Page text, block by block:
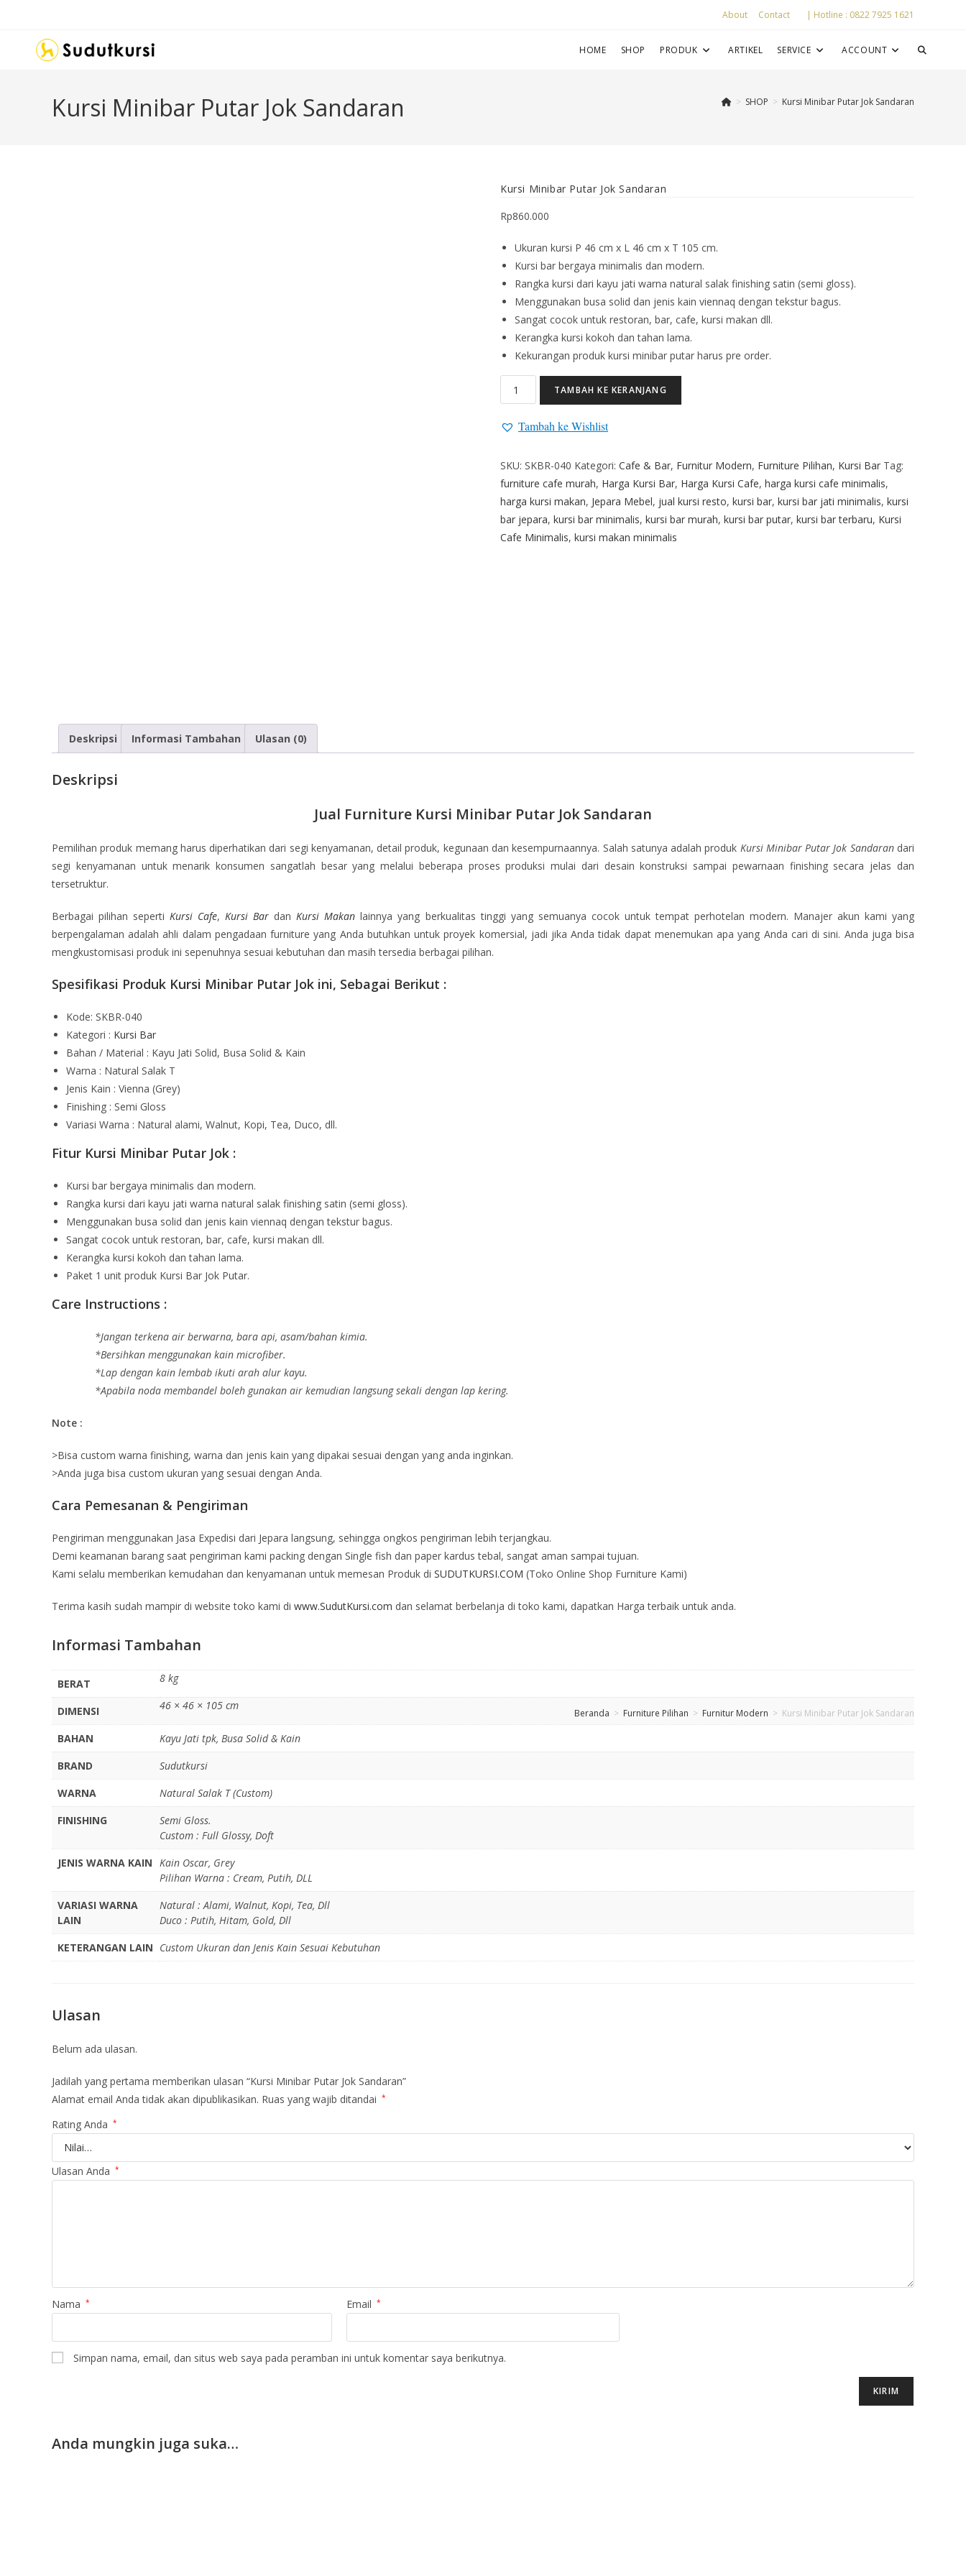
About Contact | Hotline : 0822 7925 1621
HOME SHOP PRODUK ARTIKEL SERVICE ACCOUNT
Kursi Minibar Putar Jok Sandaran > SHOP > Kursi Minibar Putar Jok Sandaran
Beranda > Furniture Pilihan > Furnitur Modern > Kursi Minibar Putar Jok Sandaran
Kursi Minibar Putar Jok Sandaran
Rp860.000
Ukuran kursi P 46 cm x L 46 cm x T 105 cm.
Kursi bar bergaya minimalis dan modern.
Rangka kursi dari kayu jati warna natural salak finishing satin (semi gloss).
Menggunakan busa solid dan jenis kain viennaq dengan tekstur bagus.
Sangat cocok untuk restoran, bar, cafe, kursi makan dll.
Kerangka kursi kokoh dan tahan lama.
Kekurangan produk kursi minibar putar harus pre order.
TAMBAH KE KERANJANG
Tambah ke Wishlist
SKU: SKBR-040 Kategori: Cafe & Bar, Furnitur Modern, Furniture Pilihan, Kursi Bar Tag:
furniture cafe murah, Harga Kursi Bar, Harga Kursi Cafe, harga kursi cafe minimalis,
harga kursi makan, Jepara Mebel, jual kursi resto, kursi bar, kursi bar jati minimalis, kursi
bar jepara, kursi bar minimalis, kursi bar murah, kursi bar putar, kursi bar terbaru, Kursi
Cafe Minimalis, kursi makan minimalis
Deskripsi Informasi Tambahan Ulasan (0)
Deskripsi
Jual Furniture Kursi Minibar Putar Jok Sandaran
Pemilihan produk memang harus diperhatikan dari segi kenyamanan, detail produk, kegunaan dan kesempurnaannya. Salah satunya adalah produk Kursi Minibar Putar Jok Sandaran dari
segi kenyamanan untuk menarik konsumen sangatlah besar yang melalui beberapa proses produksi mulai dari desain konstruksi sampai pewarnaan finishing secara jelas dan
tersetruktur.
Berbagai pilihan seperti Kursi Cafe, Kursi Bar dan Kursi Makan lainnya yang berkualitas tinggi yang semuanya cocok untuk tempat perhotelan modern. Manajer akun kami yang
berpengalaman adalah ahli dalam pengadaan furniture yang Anda butuhkan untuk proyek komersial, jadi jika Anda tidak dapat menemukan apa yang Anda cari di sini. Anda juga bisa
mengkustomisasi produk ini sepenuhnya sesuai kebutuhan dan masih tersedia berbagai pilihan.
Spesifikasi Produk Kursi Minibar Putar Jok ini, Sebagai Berikut :
Kode: SKBR-040
Kategori : Kursi Bar
Bahan / Material : Kayu Jati Solid, Busa Solid & Kain
Warna : Natural Salak T
Jenis Kain : Vienna (Grey)
Finishing : Semi Gloss
Variasi Warna : Natural alami, Walnut, Kopi, Tea, Duco, dll.
Fitur Kursi Minibar Putar Jok :
Kursi bar bergaya minimalis dan modern.
Rangka kursi dari kayu jati warna natural salak finishing satin (semi gloss).
Menggunakan busa solid dan jenis kain viennaq dengan tekstur bagus.
Sangat cocok untuk restoran, bar, cafe, kursi makan dll.
Kerangka kursi kokoh dan tahan lama.
Paket 1 unit produk Kursi Bar Jok Putar.
Care Instructions :
*Jangan terkena air berwarna, bara api, asam/bahan kimia.
*Bersihkan menggunakan kain microfiber.
*Lap dengan kain lembab ikuti arah alur kayu.
*Apabila noda membandel boleh gunakan air kemudian langsung sekali dengan lap kering.
Note :
>Bisa custom warna finishing, warna dan jenis kain yang dipakai sesuai dengan yang anda inginkan.
>Anda juga bisa custom ukuran yang sesuai dengan Anda.
Cara Pemesanan & Pengiriman
Pengiriman menggunakan Jasa Expedisi dari Jepara langsung, sehingga ongkos pengiriman lebih terjangkau.
Demi keamanan barang saat pengiriman kami packing dengan Single fish dan paper kardus tebal, sangat aman sampai tujuan.
Kami selalu memberikan kemudahan dan kenyamanan untuk memesan Produk di SUDUTKURSI.COM (Toko Online Shop Furniture Kami)
Terima kasih sudah mampir di website toko kami di www.SudutKursi.com dan selamat berbelanja di toko kami, dapatkan Harga terbaik untuk anda.
Informasi Tambahan
BERAT 8 kg
DIMENSI 46 × 46 × 105 cm
BAHAN
Kayu Jati tpk, Busa Solid & Kain
BRAND
Sudutkursi
WARNA
Natural Salak T (Custom)
FINISHING
Semi Gloss.
Custom : Full Glossy, Doft
JENIS WARNA KAIN
Kain Oscar, Grey
Pilihan Warna : Cream, Putih, DLL
VARIASI WARNA
LAIN
Natural : Alami, Walnut, Kopi, Tea, Dll
Duco : Putih, Hitam, Gold, Dll
KETERANGAN LAIN Custom Ukuran dan Jenis Kain Sesuai Kebutuhan
Ulasan
Belum ada ulasan.
Jadilah yang pertama memberikan ulasan “Kursi Minibar Putar Jok Sandaran”
Alamat email Anda tidak akan dipublikasikan. Ruas yang wajib ditandai *
Rating Anda *
Ulasan Anda *
Nama * Email *
Simpan nama, email, dan situs web saya pada peramban ini untuk komentar saya berikutnya.
Anda mungkin juga suka…